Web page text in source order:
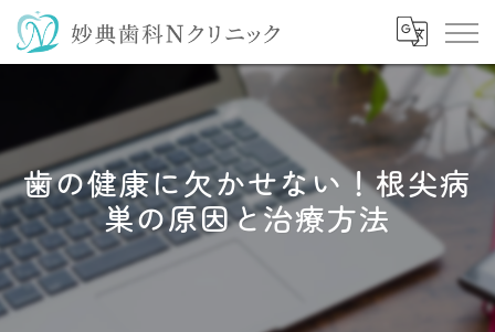
歯の健康に欠かせない！根尖病
巣の原因と治療方法